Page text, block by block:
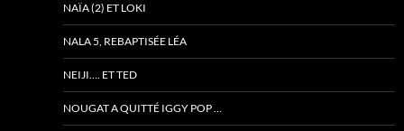
NAÏA (2) ET LOKI
NALA 5, REBAPTISÉE LÉA
NEIJI…. ET TED
NOUGAT A QUITTÉ IGGY POP …